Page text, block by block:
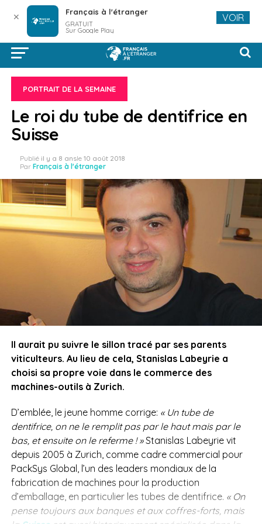
PORTRAIT DE LA SEMAINE
Le roi du tube de dentifrice en
Suisse
Publié il y a 8 ansle 10 août 2018
Par Français à l'étranger
Il aurait pu suivre le sillon tracé par ses parents
viticulteurs. Au lieu de cela, Stanislas Labeyrie a
choisi sa propre voie dans le commerce des
machines-outils à Zurich.
D’emblée, le jeune homme corrige: « Un tube de
dentifrice, on ne le remplit pas par le haut mais par le
bas, et ensuite on le referme ! »Stanislas Labeyrie vit
depuis 2005 à Zurich, comme cadre commercial pour
PackSys Global, l’un des leaders mondiaux de la
fabrication de machines pour la production
d’emballage, en particulier les tubes de dentifrice. « On
pense toujours aux banques et aux coffres-forts, mais
✕ Français à l'étranger
GRATUIT
Sur Google Play
VOIR